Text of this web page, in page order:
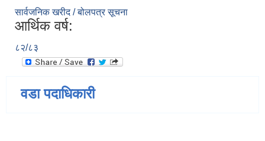
सार्वजनिक खरीद / बोलपत्र सूचना
आर्थिक वर्ष:
८२/८३
वडा पदाधिकारी